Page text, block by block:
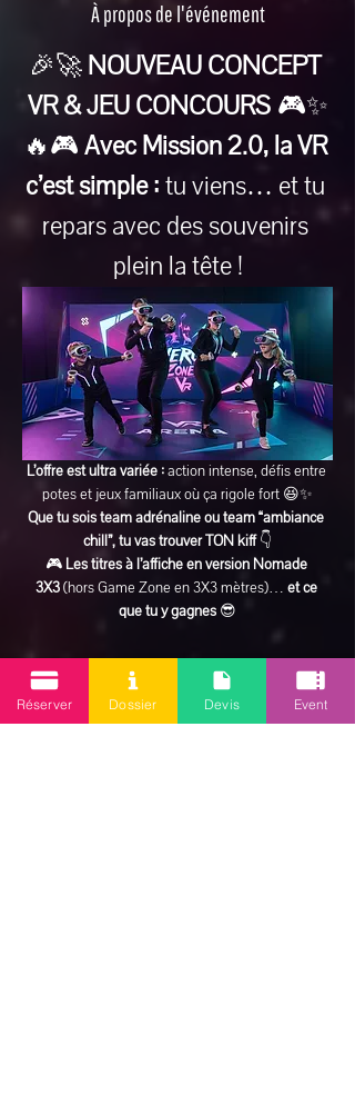
À propos de l'événement
🎉🚀 NOUVEAU CONCEPT
VR & JEU CONCOURS 🎮✨
🔥🎮 Avec Mission 2.0, la VR
c’est simple : tu viens… et tu
repars avec des souvenirs
plein la tête !
L’offre est ultra variée : action intense, défis entre
potes et jeux familiaux où ça rigole fort 😆✨
Que tu sois team adrénaline ou team “ambiance
chill”, tu vas trouver TON kiff 👇
🎮 Les titres à l’affiche en version Nomade
3X3 (hors Game Zone en 3X3 mètres)… et ce
que tu y gagnes 😎
En lire plus >
Réserver Dossier Devis Event